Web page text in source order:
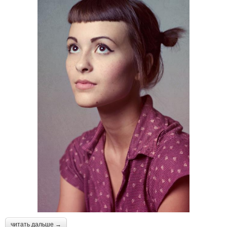
читать дальше →